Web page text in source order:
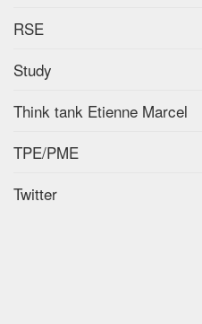
RSE
Study
Think tank Etienne Marcel
TPE/PME
Twitter